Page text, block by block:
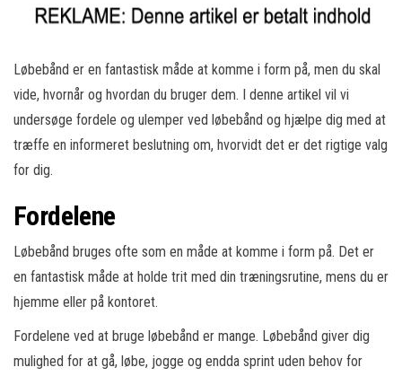
Løbebånd er en fantastisk måde at komme i form på, men du skal
vide, hvornår og hvordan du bruger dem. I denne artikel vil vi
undersøge fordele og ulemper ved løbebånd og hjælpe dig med at
træffe en informeret beslutning om, hvorvidt det er det rigtige valg
for dig.
Fordelene
Løbebånd bruges ofte som en måde at komme i form på. Det er
en fantastisk måde at holde trit med din træningsrutine, mens du er
hjemme eller på kontoret.
Fordelene ved at bruge løbebånd er mange. Løbebånd giver dig
mulighed for at gå, løbe, jogge og endda sprint uden behov for